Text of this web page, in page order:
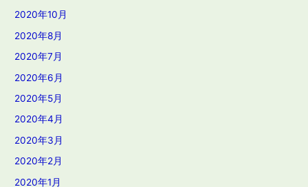
2020年10月
2020年8月
2020年7月
2020年6月
2020年5月
2020年4月
2020年3月
2020年2月
2020年1月